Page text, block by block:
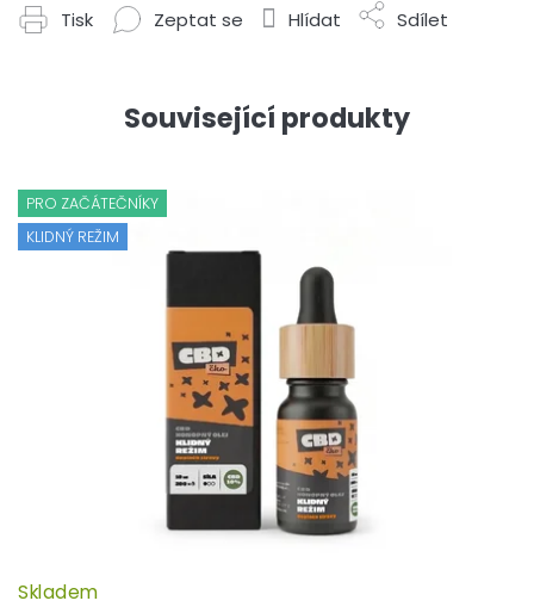
Tisk Zeptat se Hlídat Sdílet
Související produkty
PRO ZAČÁTEČNÍKY
KLIDNÝ REŽIM
Skladem